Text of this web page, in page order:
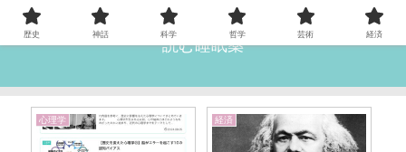
読む睡眠薬
心理学 経済
歴史 神話 科学 哲学 芸術 経済